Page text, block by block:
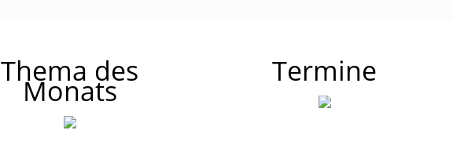
Thema des
Monats
Termine